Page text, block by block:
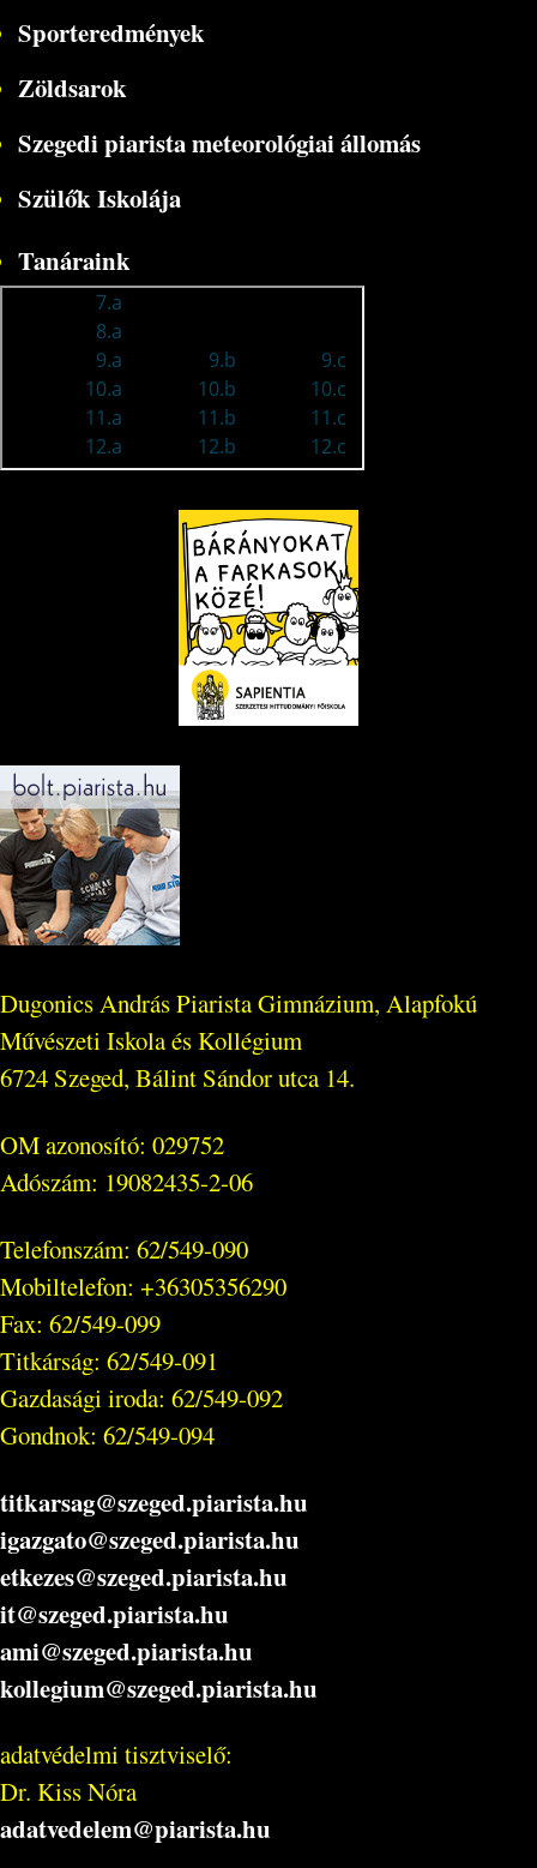
Sporteredmények
Zöldsarok
Szegedi piarista meteorológiai állomás
Szülők Iskolája
Tanáraink
Dugonics András Piarista Gimnázium, Alapfokú
Művészeti Iskola és Kollégium
6724 Szeged, Bálint Sándor utca 14.
OM azonosító: 029752
Adószám: 19082435-2-06
Telefonszám: 62/549-090
Mobiltelefon: +36305356290
Fax: 62/549-099
Titkárság: 62/549-091
Gazdasági iroda: 62/549-092
Gondnok: 62/549-094
titkarsag@szeged.piarista.hu
igazgato@szeged.piarista.hu
etkezes@szeged.piarista.hu
it@szeged.piarista.hu
ami@szeged.piarista.hu
kollegium@szeged.piarista.hu
adatvédelmi tisztviselő:
Dr. Kiss Nóra
adatvedelem@piarista.hu